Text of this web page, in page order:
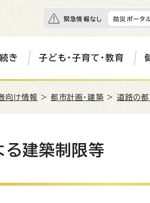
緊急情報なし 防災ポータ
き 子ども・子育て・教育
向け情報 >都市計画・建築 >道路の
る建築制限等